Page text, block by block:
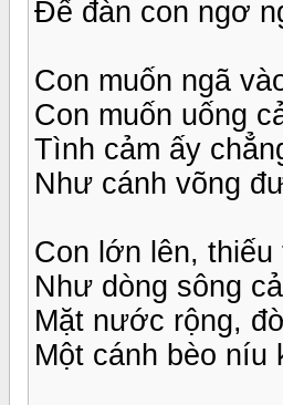
Để đàn con ngơ
Con muốn ngã
Con muốn uống
Tình cảm ấy
Như cánh võng
Con lớn lên,
Như dòng sông
Mặt nước rộng,
Một cánh bèo níu